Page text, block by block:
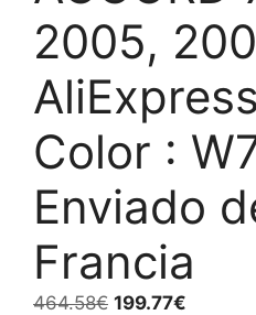
2005,
Color :
Enviado
Francia
464.58€ El
199.77€